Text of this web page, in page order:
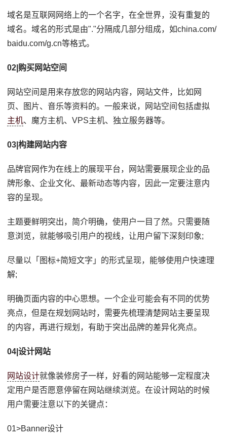
域名是互联网网络上的一个名字，在全世界，没有重复的
域名。域名的形式是由"."分隔成几部分组成，如china.com/
baidu.com/g.cn等格式。
02|购买网站空间
网站空间是用来存放您的网站内容，网站文件，比如网
页、图片、音乐等资料的。一般来说，网站空间包括虚拟
主机、魔方主机、VPS主机、独立服务器等。
03|构建网站内容
品牌官网作为在线上的展现平台，网站需要展现企业的品
牌形象、企业文化、最新动态等内容，因此一定要注意内
容的呈现。
主题要鲜明突出，简介明确，使用户一目了然。只需要随
意浏览，就能够吸引用户的视线，让用户留下深刻印象;
尽量以「图标+简短文字」的形式呈现，能够使用户快速理
解;
明确页面内容的中心思想。一个企业可能会有不同的优势
亮点，但是在规划网站时，需要先梳理清楚网站主要呈现
的内容，再进行规划，有助于突出品牌的差异化亮点。
04|设计网站
网站设计就像装修房子一样，好看的网站能够一定程度决
定用户是否愿意停留在网站继续浏览。在设计网站的时候
用户需要注意以下的关键点：
01>Banner设计